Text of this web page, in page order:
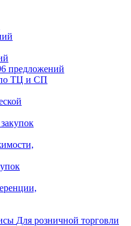
предложений
ТЦ и СП
Для розничной торговли